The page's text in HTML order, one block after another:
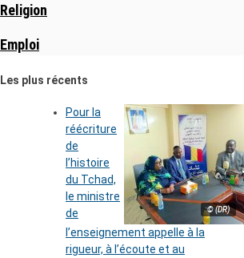
Religion
Emploi
Les plus récents
© (DR)
Pour la
réécriture
de
l’histoire
du Tchad,
le ministre
de
l’enseignement appelle à la
rigueur, à l’écoute et au